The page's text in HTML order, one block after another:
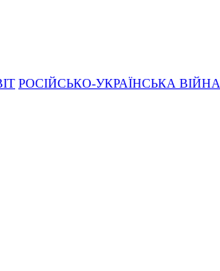
РОСІЙСЬКО-УКРАЇНСЬКА ВІЙНА